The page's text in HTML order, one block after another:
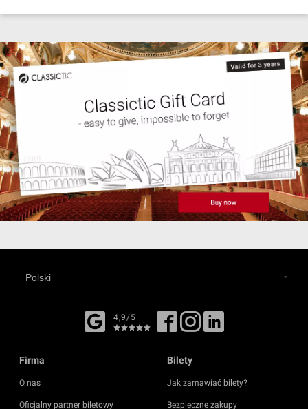
4,9/5
Firma
O nas
Oficjalny partner biletowy
Bilety
Jak zamawiać bilety?
Bezpieczne zakupy